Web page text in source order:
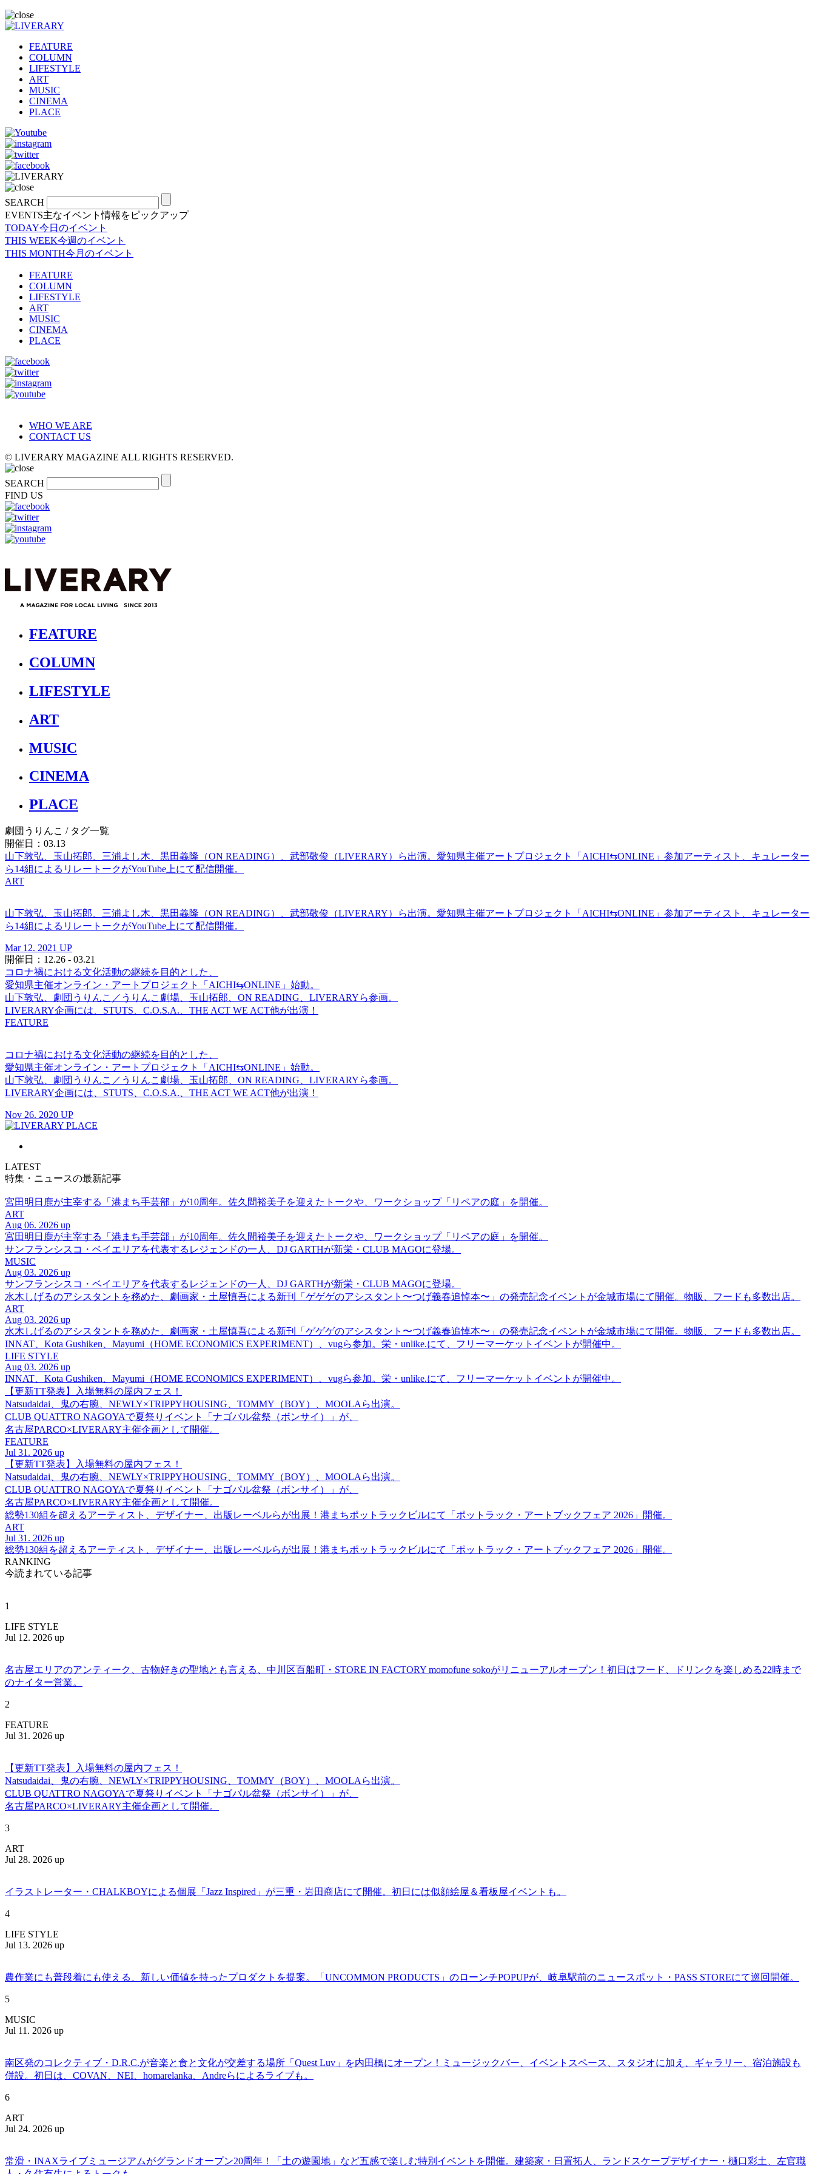
FEATURE
COLUMN
LIFESTYLE
ART
MUSIC
CINEMA
PLACE
SEARCH
EVENTS主なイベント情報をピックアップ
TODAY今日のイベント
THIS WEEK今週のイベント
THIS MONTH今月のイベント
FEATURE
COLUMN
LIFESTYLE
ART
MUSIC
CINEMA
PLACE
WHO WE ARE
CONTACT US
© LIVERARY MAGAZINE ALL RIGHTS RESERVED.
SEARCH
FIND US
FEATURE
COLUMN
LIFESTYLE
ART
MUSIC
CINEMA
PLACE
劇団うりんこ / タグ一覧
開催日：03.13
山下敦弘、玉山拓郎、三浦よし木、黒田義隆（ON READING）、武部敬俊（LIVERARY）ら出演。愛知県主催アートプロジェクト「AICHI⇆ONLINE」参加アーティスト、キュレーター
ら14組によるリレートークがYouTube上にて配信開催。
ART
山下敦弘、玉山拓郎、三浦よし木、黒田義隆（ON READING）、武部敬俊（LIVERARY）ら出演。愛知県主催アートプロジェクト「AICHI⇆ONLINE」参加アーティスト、キュレーター
ら14組によるリレートークがYouTube上にて配信開催。
Mar 12. 2021 UP
開催日：12.26 - 03.21
コロナ禍における文化活動の継続を目的とした、
愛知県主催オンライン・アートプロジェクト「AICHI⇆ONLINE」始動。
山下敦弘、劇団うりんこ／うりんこ劇場、玉山拓郎、ON READING、LIVERARYら参画。
LIVERARY企画には、STUTS、C.O.S.A.、THE ACT WE ACT他が出演！
FEATURE
コロナ禍における文化活動の継続を目的とした、
愛知県主催オンライン・アートプロジェクト「AICHI⇆ONLINE」始動。
山下敦弘、劇団うりんこ／うりんこ劇場、玉山拓郎、ON READING、LIVERARYら参画。
LIVERARY企画には、STUTS、C.O.S.A.、THE ACT WE ACT他が出演！
Nov 26. 2020 UP
LATEST
特集・ニュースの最新記事
宮田明日鹿が主宰する「港まち手芸部」が10周年。佐久間裕美子を迎えたトークや、ワークショップ「リペアの庭」を開催。
ART
Aug 06. 2026 up
宮田明日鹿が主宰する「港まち手芸部」が10周年。佐久間裕美子を迎えたトークや、ワークショップ「リペアの庭」を開催。
サンフランシスコ・ベイエリアを代表するレジェンドの一人、DJ GARTHが新栄・CLUB MAGOに登場。
MUSIC
Aug 03. 2026 up
サンフランシスコ・ベイエリアを代表するレジェンドの一人、DJ GARTHが新栄・CLUB MAGOに登場。
水木しげるのアシスタントを務めた、劇画家・土屋慎吾による新刊「ゲゲゲのアシスタント〜つげ義春追悼本〜」の発売記念イベントが金城市場にて開催。物販、フードも多数出店。
ART
Aug 03. 2026 up
水木しげるのアシスタントを務めた、劇画家・土屋慎吾による新刊「ゲゲゲのアシスタント〜つげ義春追悼本〜」の発売記念イベントが金城市場にて開催。物販、フードも多数出店。
INNAT、Kota Gushiken、Mayumi（HOME ECONOMICS EXPERIMENT）、vugら参加。栄・unlike.にて、フリーマーケットイベントが開催中。
LIFE STYLE
Aug 03. 2026 up
INNAT、Kota Gushiken、Mayumi（HOME ECONOMICS EXPERIMENT）、vugら参加。栄・unlike.にて、フリーマーケットイベントが開催中。
【更新TT発表】入場無料の屋内フェス！
Natsudaidai、鬼の右腕、NEWLY×TRIPPYHOUSING、TOMMY（BOY）、MOOLAら出演。
CLUB QUATTRO NAGOYAで夏祭りイベント「ナゴパル盆祭（ボンサイ）」が、
名古屋PARCO×LIVERARY主催企画として開催。
FEATURE
Jul 31. 2026 up
【更新TT発表】入場無料の屋内フェス！
Natsudaidai、鬼の右腕、NEWLY×TRIPPYHOUSING、TOMMY（BOY）、MOOLAら出演。
CLUB QUATTRO NAGOYAで夏祭りイベント「ナゴパル盆祭（ボンサイ）」が、
名古屋PARCO×LIVERARY主催企画として開催。
総勢130組を超えるアーティスト、デザイナー、出版レーベルらが出展！港まちポットラックビルにて「ポットラック・アートブックフェア 2026」開催。
ART
Jul 31. 2026 up
総勢130組を超えるアーティスト、デザイナー、出版レーベルらが出展！港まちポットラックビルにて「ポットラック・アートブックフェア 2026」開催。
RANKING
今読まれている記事
1
LIFE STYLE
Jul 12. 2026 up
名古屋エリアのアンティーク、古物好きの聖地とも言える、中川区百船町・STORE IN FACTORY momofune sokoがリニューアルオープン！初日はフード、ドリンクを楽しめる22時まで
のナイター営業。
2
FEATURE
Jul 31. 2026 up
【更新TT発表】入場無料の屋内フェス！
Natsudaidai、鬼の右腕、NEWLY×TRIPPYHOUSING、TOMMY（BOY）、MOOLAら出演。
CLUB QUATTRO NAGOYAで夏祭りイベント「ナゴパル盆祭（ボンサイ）」が、
名古屋PARCO×LIVERARY主催企画として開催。
3
ART
Jul 28. 2026 up
イラストレーター・CHALKBOYによる個展「Jazz Inspired」が三重・岩田商店にて開催。初日には似顔絵屋＆看板屋イベントも。
4
LIFE STYLE
Jul 13. 2026 up
農作業にも普段着にも使える、新しい価値を持ったプロダクトを提案。「UNCOMMON PRODUCTS」のローンチPOPUPが、岐阜駅前のニュースポット・PASS STOREにて巡回開催。
5
MUSIC
Jul 11. 2026 up
南区発のコレクティブ・D.R.C.が⾳楽と⾷と⽂化が交差する場所「Quest Luv」を内田橋にオープン！ミュージックバー、イベントスペース、スタジオに加え、ギャラリー、宿泊施設も
併設。初日は、COVAN、NEI、homarelanka、Andreらによるライブも。
6
ART
Jul 24. 2026 up
常滑・INAXライブミュージアムがグランドオープン20周年！「土の遊園地」など五感で楽しむ特別イベントを開催。建築家・日置拓人、ランドスケープデザイナー・樋口彩土、左官職